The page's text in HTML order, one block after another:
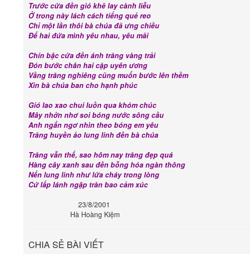
Trước cửa đền gió khẽ lay cành liễu
Ở trong này lách cách tiếng quẻ reo
Chỉ một lần thôi bà chúa đã ưng chiều
Để hai đứa mình yêu nhau, yêu mãi
Chín bậc cửa đền ánh trăng vàng trải
Đón bước chân hai cặp uyên ương
Vầng trăng nghiêng cũng muốn bước lên thềm
Xin bà chúa ban cho hạnh phúc
Gió lao xao chui luồn qua khóm chúc
Mây nhởn nhơ soi bóng nước sông cầu
Anh ngẩn ngơ nhìn theo bóng em yêu
Trăng huyền ảo lung linh đền bà chúa
Trăng vẫn thế, sao hôm nay trăng đẹp quá
Hàng cây xanh sau đền bỗng hóa ngàn thông
Nến lung linh như lửa cháy trong lòng
Cứ lấp lánh ngập tràn bao cảm xúc
23/8/2001
Hà Hoàng Kiệm
CHIA SẺ BÀI VIẾT